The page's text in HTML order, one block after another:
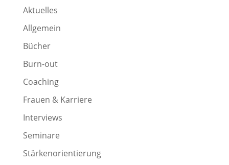
Aktuelles
Allgemein
Bücher
Burn-out
Coaching
Frauen & Karriere
Interviews
Seminare
Stärkenorientierung